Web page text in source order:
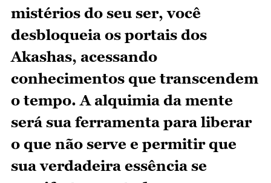
mistérios do seu ser, você
desbloqueia os portais dos
Akashas, acessando
conhecimentos que transcendem
o tempo. A alquimia da mente
será sua ferramenta para liberar
o que não serve e permitir que
sua verdadeira essência se